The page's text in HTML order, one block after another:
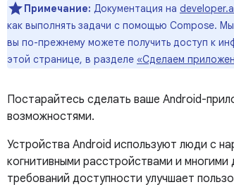
Примечание: Документация на
как выполнять задачи с помощью Compose.
вы по-прежнему можете получить доступ к
этой странице, в разделе «Сделаем
Постарайтесь сделать ваше Android-
возможностями.
Устройства Android используют люди с
когнитивными расстройствами и
требований доступности улучшает